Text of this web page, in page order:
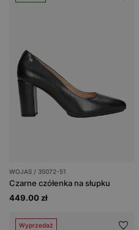
WOJAS / 35072-51
Czarne czółenka na słupku
449.00 zł
Wyprzedaż